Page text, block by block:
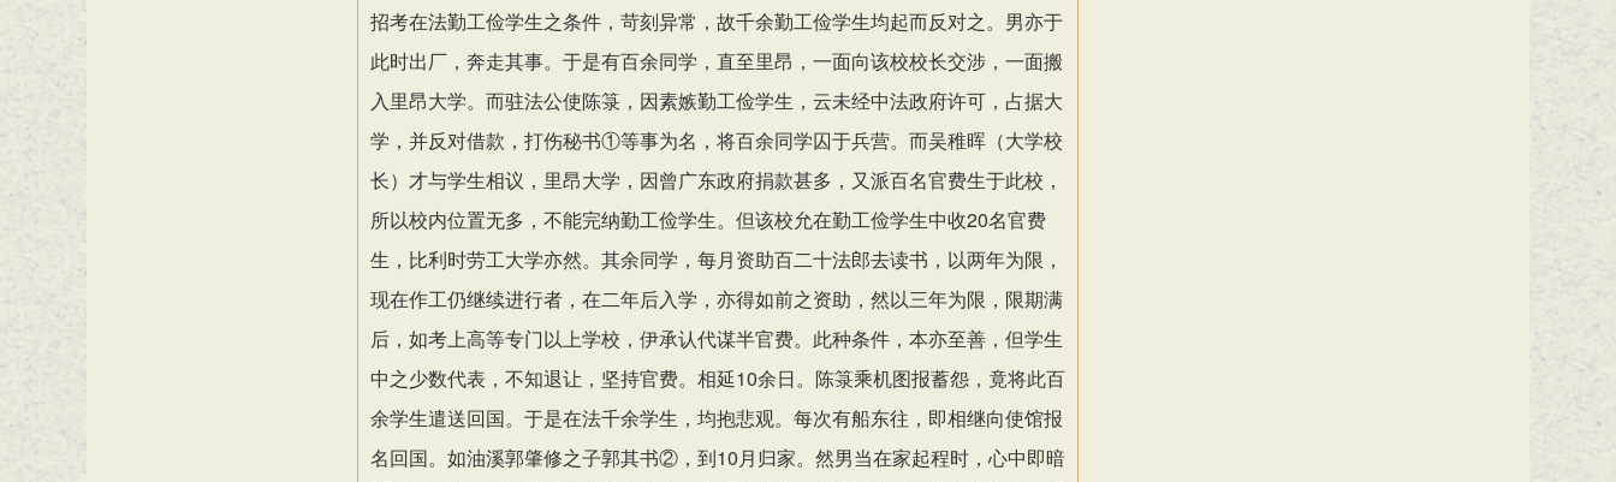
招考在法勤工俭学生之条件，苛刻异常，故千余勤工俭学生均起而反对之。男亦于
此时出厂，奔走其事。于是有百余同学，直至里昂，一面向该校校长交涉，一面搬
入里昂大学。而驻法公使陈箓，因素嫉勤工俭学生，云未经中法政府许可，占据大
学，并反对借款，打伤秘书①等事为名，将百余同学囚于兵营。而吴稚晖 （大学校
长）才与学生相议，里昂大学，因曾广东政府捐款甚多，又派百名官费生于此校，
所以校内位置无多，不能完纳勤工俭学生。但该校允在勤工俭学生中收20名官费
生，比利时劳工大学亦然。其余同学，每月资助百二十法郎去读书，以两年为限，
现在作工仍继续进行者，在二年后入学，亦得如前之资助，然以三年为限，限期满
后，如考上高等专门以上学校，伊承认代谋半官费。此种条件，本亦至善，但学生
中之少数代表，不知退让，坚持官费。相延10余日。陈箓乘机图报蓄怨，竟将此百
余学生遣送回国。于是在法千余学生，均抱悲观。每次有船东往，即相继向使馆报
名回国。如油溪郭肇修之子郭其书②，到10月归家。然男当在家起程时，心中即暗